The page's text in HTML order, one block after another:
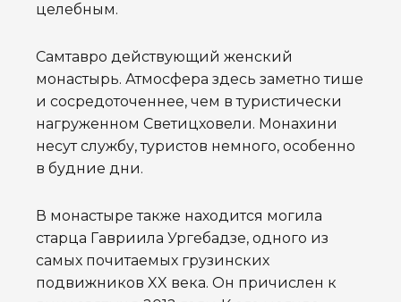
целебным.
Самтавро действующий женский
монастырь. Атмосфера здесь заметно тише
и сосредоточеннее, чем в туристически
нагруженном Светицховели. Монахини
несут службу, туристов немного, особенно
в будние дни.
В монастыре также находится могила
старца Гавриила Ургебадзе, одного из
самых почитаемых грузинских
подвижников XX века. Он причислен к